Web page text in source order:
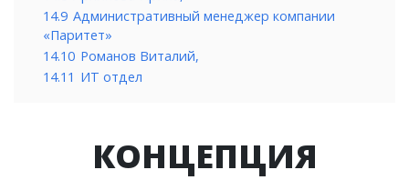
14.9 Административный менеджер компании
«Паритет»
14.10 Романов Виталий,
14.11 ИТ отдел
КОНЦЕПЦИЯ